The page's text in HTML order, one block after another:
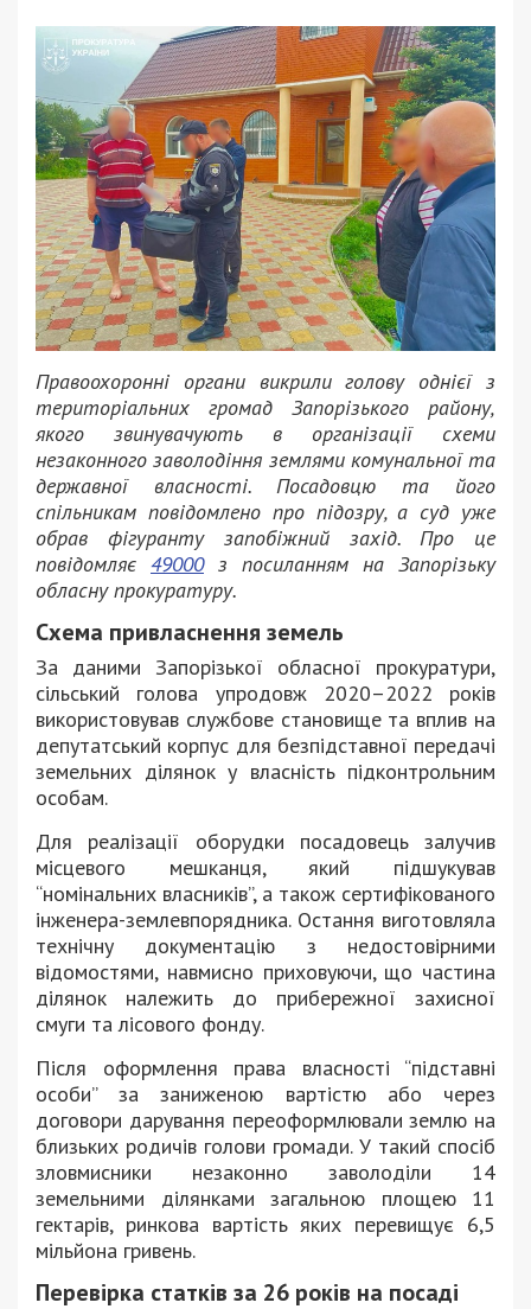
Правоохоронні органи викрили голову однієї з
територіальних громад Запорізького району,
якого звинувачують в організації схеми
незаконного заволодіння землями комунальної та
державної власності. Посадовцю та його
спільникам повідомлено про підозру, а суд уже
обрав фігуранту запобіжний захід. Про це
повідомляє 49000з посиланням на Запорізьку
обласну прокуратуру.
Схема привласнення земель
За даними Запорізької обласної прокуратури,
сільський голова упродовж 2020–2022 років
використовував службове становище та вплив на
депутатський корпус для безпідставної передачі
земельних ділянок у власність підконтрольним
особам.
Для реалізації оборудки посадовець залучив
місцевого мешканця, який підшукував
“номінальних власників”, а також сертифікованого
інженера-землевпорядника. Остання виготовляла
технічну документацію з недостовірними
відомостями, навмисно приховуючи, що частина
ділянок належить до прибережної захисної
смуги та лісового фонду.
Після оформлення права власності “підставні
особи” за заниженою вартістю або через
договори дарування переоформлювали землю на
близьких родичів голови громади. У такий спосіб
зловмисники незаконно заволоділи 14
земельними ділянками загальною площею 11
гектарів, ринкова вартість яких перевищує 6,5
мільйона гривень.
Перевірка статків за 26 років на посаді